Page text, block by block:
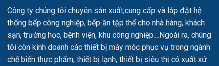
Công ty chúng tôi chuyên sản xuất,cung cấp và lắp đặt hệ
thống bếp công nghiệp, bếp ăn tập thể cho nhà hàng, khách
sạn, trường học, bệnh viện, khu công nghiệp....Ngoài ra, chúng
tôi còn kinh doanh các thiết bị máy móc phục vụ trong ngành
chế biến thực phẩm, thiết bị lạnh, thiết bị siêu thị có xuất xứ